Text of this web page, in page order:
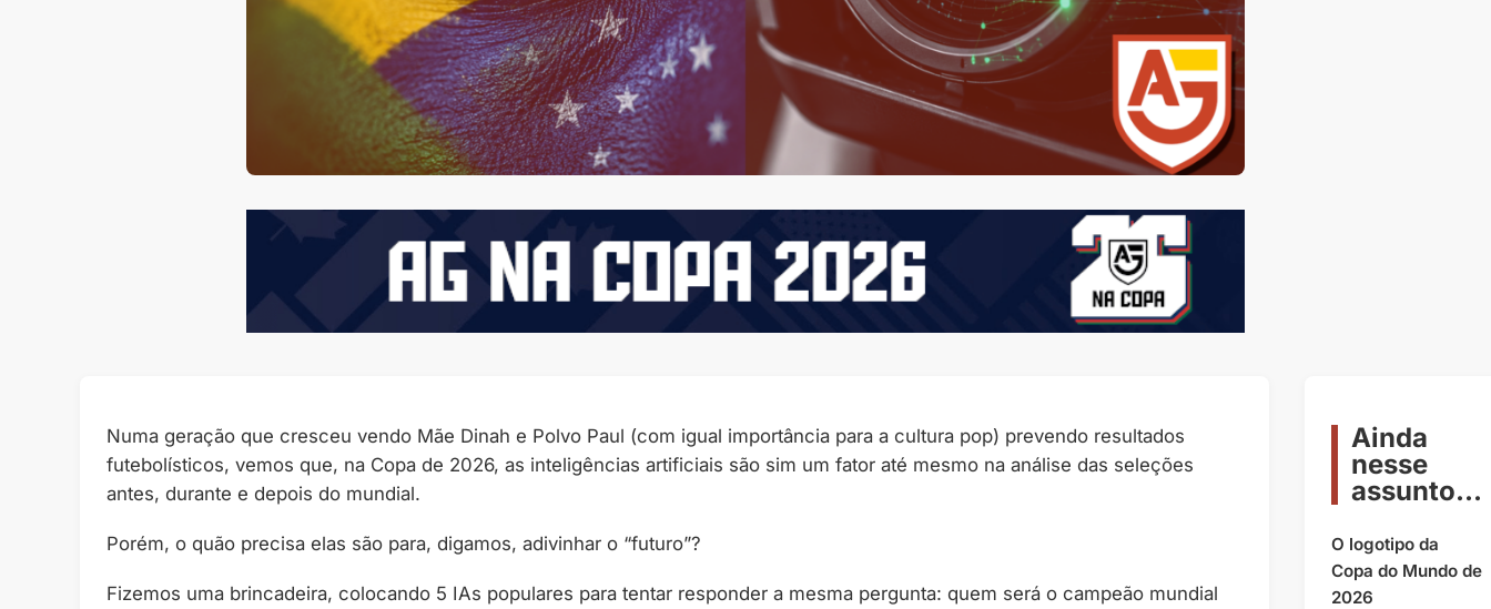
Numa geração que cresceu vendo Mãe Dinah e Polvo Paul (com igual importância para a cultura pop) prevendo resultados
futebolísticos, vemos que, na Copa de 2026, as inteligências artificiais são sim um fator até mesmo na análise das seleções
antes, durante e depois do mundial.
Porém, o quão precisa elas são para, digamos, adivinhar o “futuro”?
Fizemos uma brincadeira, colocando 5 IAs populares para tentar responder a mesma pergunta: quem será o campeão mundial
Ainda
nesse
assunto...
O logotipo da
Copa do Mundo de
2026